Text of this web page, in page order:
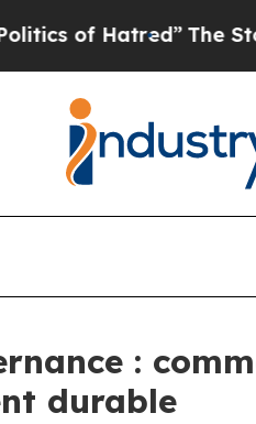
The Story
:
durable